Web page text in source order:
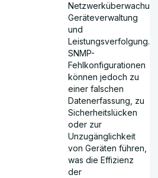
Netzwerküberwachung,
Geräteverwaltung
und
Leistungsverfolgung.
SNMP-
Fehlkonfigurationen
können jedoch zu
einer falschen
Datenerfassung, zu
Sicherheitslücken
oder zur
Unzugänglichkeit
von Geräten führen,
was die Effizienz
der